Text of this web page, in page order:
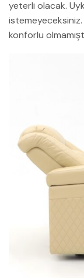
yeterli olacak.
konforlu